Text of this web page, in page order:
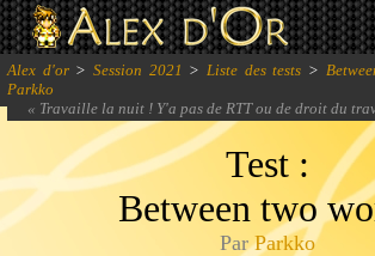
Actualités
Session 2026
Archives
Alex d'or>Session 2021 >Liste des tests >
Parkko
« Travaille la nuit ! Y'a pas de RTT ou de droit du
faut juste des tests, toujours des tests, encore
Test :
Between two
ParParkko